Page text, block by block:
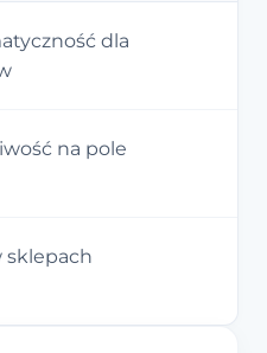
dla
na pole
sklepach